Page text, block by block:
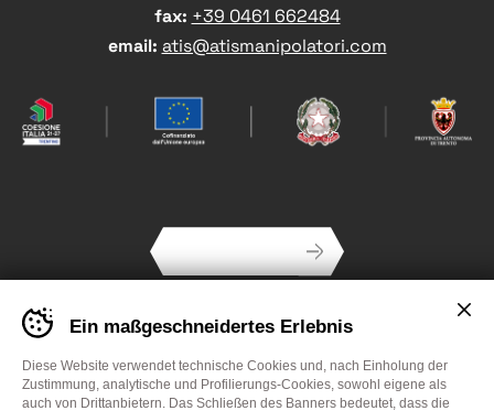
Kontakt Hauptsitz
fax: +39 0461 662484
email: atis@atismanipolatori.com
Banner cookie sito ATIS - Impostare le preferenze cookie prima di navigare il sito
Ein maßgeschneidertes Erlebnis
Diese Website verwendet technische Cookies und, nach Einholung der
Zustimmung, analytische und Profilierungs-Cookies, sowohl eigene als
auch von Drittanbietern. Das Schließen des Banners bedeutet, dass die